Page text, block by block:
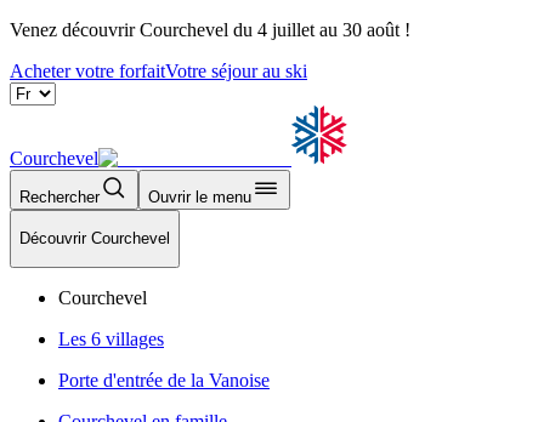
Venez découvrir Courchevel du 4 juillet au 30 août !
Acheter votre forfaitVotre séjour au ski
Courchevel
Rechercher Ouvrir le menu
Découvrir Courchevel
Courchevel
Les 6 villages
Porte d'entrée de la Vanoise